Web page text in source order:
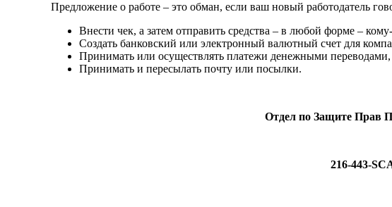
Предложение о работе – это обман, если ваш новый работодатель
Внести чек, а затем отправить средства – в любой форме –
Создать банковский или электронный валютный счет для
Принимать или осуществлять платежи денежными
Принимать и пересылать почту или посылки.
Отдел по Защите Прав
216-443-